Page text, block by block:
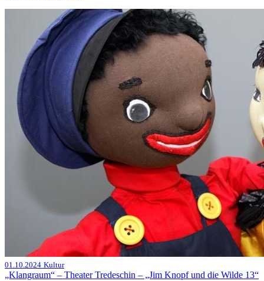
01.10.2024 Kultur
„Klangraum“ – Theater Tredeschin – „Jim Knopf und die Wilde 13“